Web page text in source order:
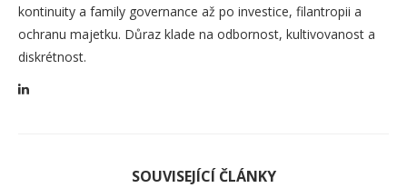
kontinuity a family governance až po investice, filantropii a
ochranu majetku. Důraz klade na odbornost, kultivovanost a
diskrétnost.
SOUVISEJÍCÍ ČLÁNKY